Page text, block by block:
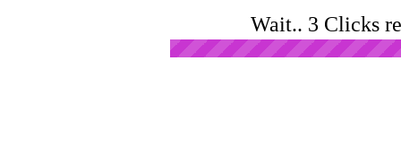
Wait.. 3 Clicks